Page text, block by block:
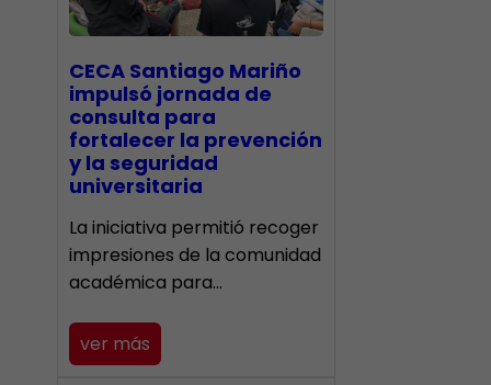
CECA Santiago Mariño
impulsó jornada de
consulta para
fortalecer la prevención
y la seguridad
universitaria
La iniciativa permitió recoger
impresiones de la comunidad
académica para…
ver más